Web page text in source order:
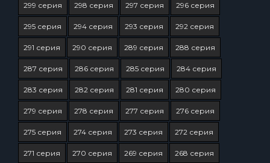
299 серия 298 серия 297 серия 296 серия
295 серия 294 серия 293 серия 292 серия
291 серия 290 серия 289 серия 288 серия
287 серия 286 серия 285 серия 284 серия
283 серия 282 серия 281 серия 280 серия
279 серия 278 серия 277 серия 276 серия
275 серия 274 серия 273 серия 272 серия
271 серия 270 серия 269 серия 268 серия